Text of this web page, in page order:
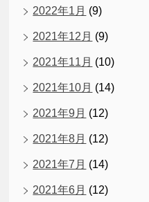
2022年1月 (9)
2021年12月 (9)
2021年11月 (10)
2021年10月 (14)
2021年9月 (12)
2021年8月 (12)
2021年7月 (14)
2021年6月 (12)